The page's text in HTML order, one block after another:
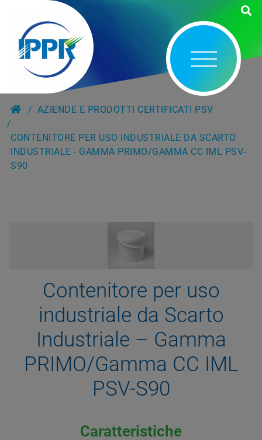
AZIENDE E PRODOTTI CERTIFICATI PSV
CONTENITORE PER USO INDUSTRIALE DA SCARTO
INDUSTRIALE - GAMMA PRIMO/GAMMA CC IML PSV-
S90
Contenitore per uso
industriale da Scarto
Industriale – Gamma
PRIMO/Gamma CC IML
PSV-S90
Caratteristiche